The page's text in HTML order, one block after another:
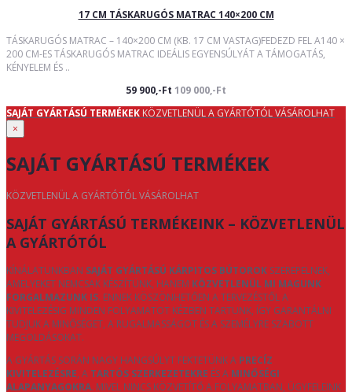
17 CM TÁSKARUGÓS MATRAC 140×200 CM
TÁSKARUGÓS MATRAC – 140×200 CM (KB. 17 CM VASTAG)FEDEZD FEL A140 ×
200 CM-ES TÁSKARUGÓS MATRAC IDEÁLIS EGYENSÚLYÁT A TÁMOGATÁS,
KÉNYELEM ÉS ..
59 900,-Ft 109 000,-Ft
SAJÁT GYÁRTÁSÚ TERMÉKEK KÖZVETLENÜL A GYÁRTÓTÓL VÁSÁROLHAT
×
SAJÁT GYÁRTÁSÚ TERMÉKEK
KÖZVETLENÜL A GYÁRTÓTÓL VÁSÁROLHAT
SAJÁT GYÁRTÁSÚ TERMÉKEINK – KÖZVETLENÜL
A GYÁRTÓTÓL
KÍNÁLATUNKBAN SAJÁT GYÁRTÁSÚ KÁRPITOS BÚTOROK SZEREPELNEK,
AMELYEKET NEMCSAK KÉSZÍTÜNK, HANEM KÖZVETLENÜL MI MAGUNK
FORGALMAZUNK IS. ENNEK KÖSZÖNHETŐEN A TERVEZÉSTŐL A
KIVITELEZÉSIG MINDEN FOLYAMATOT KÉZBEN TARTUNK, ÍGY GARANTÁLNI
TUDJUK A MINŐSÉGET, A RUGALMASSÁGOT ÉS A SZEMÉLYRE SZABOTT
MEGOLDÁSOKAT.
A GYÁRTÁS SORÁN NAGY HANGSÚLYT FEKTETÜNK A PRECÍZ
KIVITELEZÉSRE, A TARTÓS SZERKEZETEKRE ÉS A MINŐSÉGI
ALAPANYAGOKRA. MIVEL NINCS KÖZVETÍTŐ A FOLYAMATBAN, ÜGYFELEINK